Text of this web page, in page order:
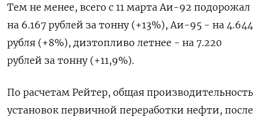
Тем не менее, всего с 11 марта Аи-92 подорожал
на 6.167 рублей за тонну (+13%), Аи-95 - на 4.644
рубля (+8%), дизтопливо летнее - на 7.220
рублей за тонну (+11,9%).
По расчетам Рейтер, общая производительность
установок первичной переработки нефти, после